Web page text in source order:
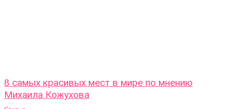
8 самых красивых мест в мире по мнению
Михаила Кожухова